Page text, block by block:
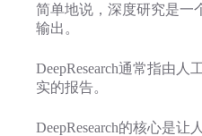
简单地说，深度研究是一
输出。
DeepResearch通常指由
实的报告。
DeepResearch的核心是